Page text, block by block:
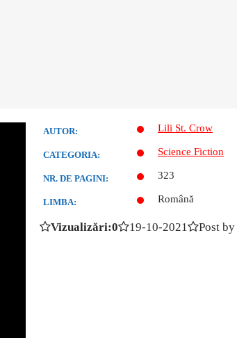
AUTOR: Lili St. Crow
CATEGORIA: Science Fiction
NR. DE PAGINI: 323
LIMBA: Română
Vizualizări:0 19-10-2021 Post